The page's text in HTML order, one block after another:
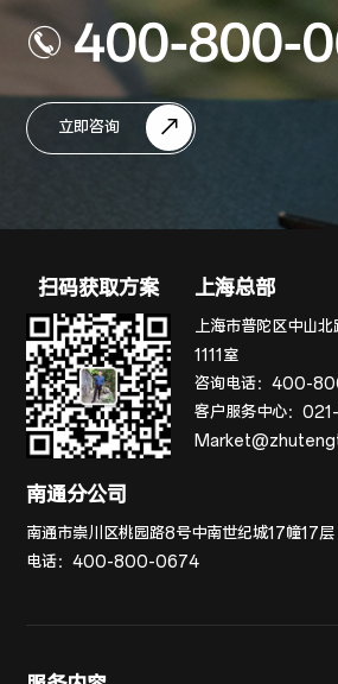
400-800-
立即咨询
扫码获取方案 上海总部
上海市普陀区中山
1111室
咨询电话：400-
客户服务中心：
南通分公司
南通市崇川区桃园路8号中南世纪城17幢17层
电话：400-800-0674